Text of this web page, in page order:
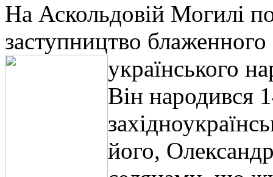
На Аскольдовій Могилі
заступництво
українського
Він народився
його,